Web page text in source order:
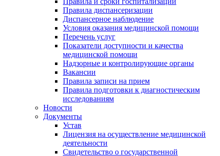
Правила диспансеризации
Диспансерное наблюдение
Условия оказания медицинской помощи
Перечень услуг
Показатели доступности и качества
медицинской помощи
Надзорные и контролирующие органы
Вакансии
Правила записи на прием
Правила подготовки к диагностическим
исследованиям
Новости
Документы
Устав
Лицензия на осуществление медицинской
деятельности
Свидетельство о государственной